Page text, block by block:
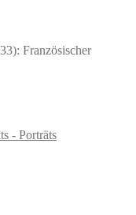
Französischer
- Porträts